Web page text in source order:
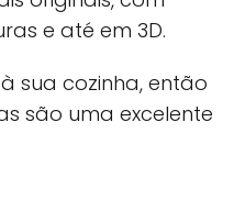
e até em 3D.
sua cozinha, então
são uma excelente